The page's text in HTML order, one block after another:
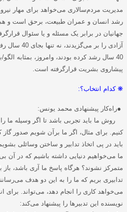
مدیریت مردم‌سالاری می‌خواهد برای مهار
رشد انسان و عمران طبیعت، برحق است و
جهانیان در برابر یک مسئله و یا سئوال
آزادی را بر
40 سال رشد کرده بودند، وامروز، بمثابه
پیشاروی بشریت قرارگرفته است
❋ کدام انتخاب؟:
●راه‌کار پیشنهادی محمد یونس:
روش ما باید تجربی باشد تا اگر وسیله ما را
کنیم. برای مثال، اگر ما برآن شویم صدور گاز
باید در پی اتخاذ تدابیر و ساختن وسائلی
ما می‌خواهیم دنیایی داشته باشیم که در آن
متمرکز نشوند؟ هرگاه پاسخ ما آری باشد، باز
تدابیری بریم که ما را به این دو هدف
می‌خواهد کاری را انجام دهد، می‌تواند. برای
نویسنده این تدبیرها را پیشنهاد می‌کند :